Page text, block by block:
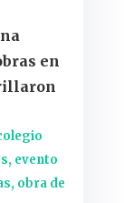
en
, evento
, obra de